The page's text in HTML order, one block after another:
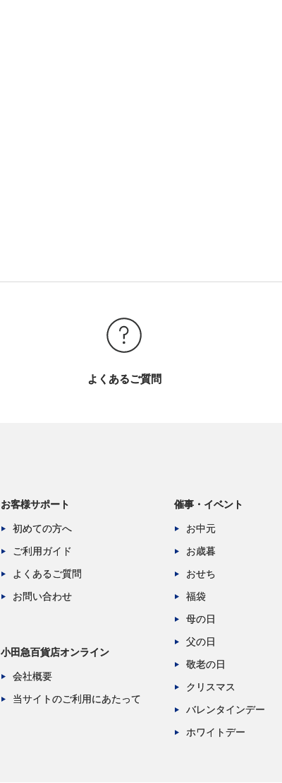
よくあるご質問
お客様サポート
初めての方へ
ご利用ガイド
よくあるご質問
お問い合わせ
小田急百貨店オンライン
会社概要
当サイトのご利用にあたって
催事・イベント
お中元
お歳暮
おせち
福袋
母の日
父の日
敬老の日
クリスマス
バレンタインデー
ホワイトデー